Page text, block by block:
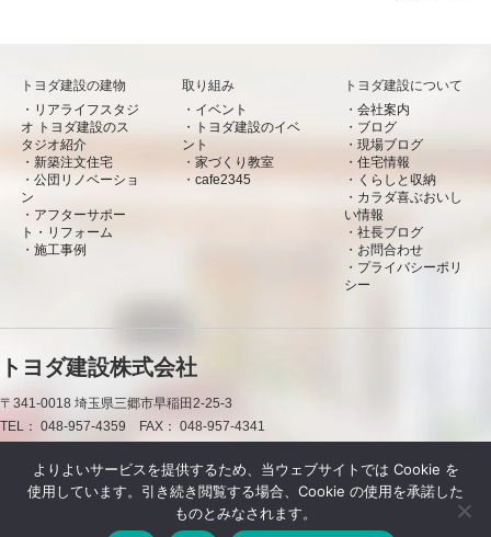
トヨダ建設の建物
リアライフスタジ
オ トヨダ建設のス
タジオ紹介
新築注文住宅
公団リノベーショ
ン
アフターサポー
ト・リフォーム
施工事例
取り組み
イベント
トヨダ建設のイベ
ント
家づくり教室
cafe2345
トヨダ建設について
会社案内
ブログ
現場ブログ
住宅情報
くらしと収納
カラダ喜ぶおいし
い情報
社長ブログ
お問合わせ
プライバシーポリ
シー
トヨダ建設株式会社
〒341-0018 埼玉県三郷市早稲田2-25-3
TEL： 048-957-4359 FAX： 048-957-4341
0120-50-7660
お問合わせ 資料請求
よりよいサービスを提供するため、当ウェブサイトでは Cookie を
使用しています。引き続き閲覧する場合、Cookie の使用を承諾した
ものとみなされます。